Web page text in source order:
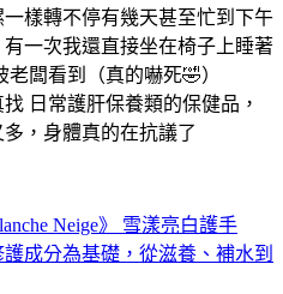
樣轉不停有幾天甚至忙到下午
一次我還直接坐在椅子上睡著
闆看到（真的嚇死🤣）
日常護肝保養類的保健品，
，身體真的在抗議了
Neige》 雪漾亮白護手
成分為基礎，從滋養、補水到